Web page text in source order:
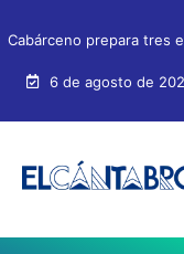
Cabárceno prepara tres
6 de agosto de